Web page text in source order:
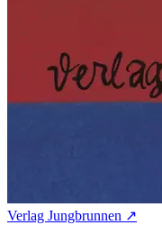
Verlag Jungbrunnen ↗